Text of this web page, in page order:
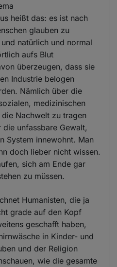
heißt das: es ist nach
glauben zu
natürlich und normal
aufs Blut
überzeugen, dass sie
Industrie belogen
Nämlich über die
medizinischen
Nachwelt zu tragen
unfassbare Gewalt,
System innewohnt. Man
doch lieber nicht wissen.
sich am Ende gar
zu müssen.
Humanisten, die ja
grade auf den Kopf
geschafft haben,
in Kinder- und
und der Religion
wie die gesamte